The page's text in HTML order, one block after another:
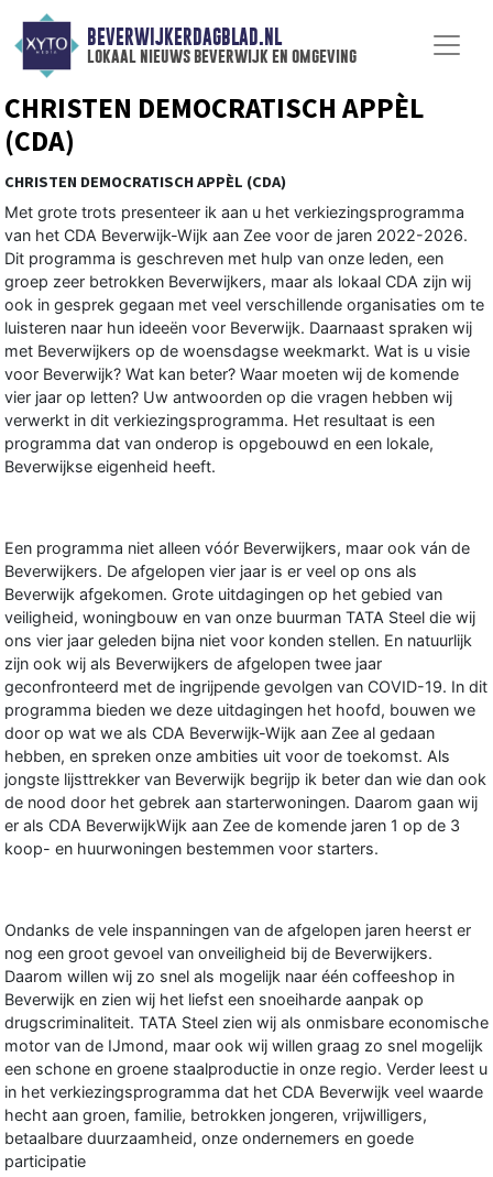
BEVERWIJKERDAGBLAD.NL
lokaal nieuws beverwijk en omgeving
CHRISTEN DEMOCRATISCH APPÈL
(CDA)
CHRISTEN DEMOCRATISCH APPÈL (CDA)
Met grote trots presenteer ik aan u het verkiezingsprogramma
van het CDA Beverwijk-Wijk aan Zee voor de jaren 2022-2026.
Dit programma is geschreven met hulp van onze leden, een
groep zeer betrokken Beverwijkers, maar als lokaal CDA zijn wij
ook in gesprek gegaan met veel verschillende organisaties om te
luisteren naar hun ideeën voor Beverwijk. Daarnaast spraken wij
met Beverwijkers op de woensdagse weekmarkt. Wat is u visie
voor Beverwijk? Wat kan beter? Waar moeten wij de komende
vier jaar op letten? Uw antwoorden op die vragen hebben wij
verwerkt in dit verkiezingsprogramma. Het resultaat is een
programma dat van onderop is opgebouwd en een lokale,
Beverwijkse eigenheid heeft.
Een programma niet alleen vóór Beverwijkers, maar ook ván de
Beverwijkers. De afgelopen vier jaar is er veel op ons als
Beverwijk afgekomen. Grote uitdagingen op het gebied van
veiligheid, woningbouw en van onze buurman TATA Steel die wij
ons vier jaar geleden bijna niet voor konden stellen. En natuurlijk
zijn ook wij als Beverwijkers de afgelopen twee jaar
geconfronteerd met de ingrijpende gevolgen van COVID-19. In dit
programma bieden we deze uitdagingen het hoofd, bouwen we
door op wat we als CDA Beverwijk-Wijk aan Zee al gedaan
hebben, en spreken onze ambities uit voor de toekomst. Als
jongste lijsttrekker van Beverwijk begrijp ik beter dan wie dan ook
de nood door het gebrek aan starterwoningen. Daarom gaan wij
er als CDA BeverwijkWijk aan Zee de komende jaren 1 op de 3
koop- en huurwoningen bestemmen voor starters.
Ondanks de vele inspanningen van de afgelopen jaren heerst er
nog een groot gevoel van onveiligheid bij de Beverwijkers.
Daarom willen wij zo snel als mogelijk naar één coffeeshop in
Beverwijk en zien wij het liefst een snoeiharde aanpak op
drugscriminaliteit. TATA Steel zien wij als onmisbare economische
motor van de IJmond, maar ook wij willen graag zo snel mogelijk
een schone en groene staalproductie in onze regio. Verder leest u
in het verkiezingsprogramma dat het CDA Beverwijk veel waarde
hecht aan groen, familie, betrokken jongeren, vrijwilligers,
betaalbare duurzaamheid, onze ondernemers en goede
participatie